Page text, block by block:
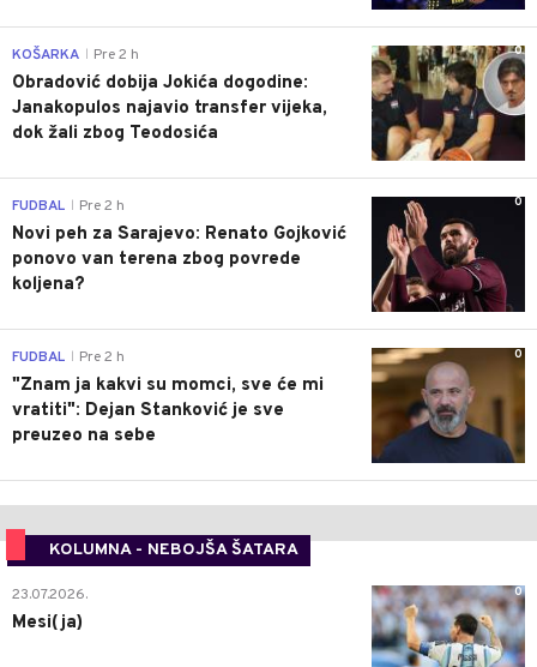
0
KOŠARKA Pre 2 h
Obradović dobija Jokića dogodine:
Janakopulos najavio transfer vijeka,
dok žali zbog Teodosića
0
FUDBAL Pre 2 h
Novi peh za Sarajevo: Renato Gojković
ponovo van terena zbog povrede
koljena?
0
FUDBAL Pre 2 h
"Znam ja kakvi su momci, sve će mi
vratiti": Dejan Stanković je sve
preuzeo na sebe
KOLUMNA - NEBOJŠA ŠATARA
0
23.07.2026.
Mesi(ja)